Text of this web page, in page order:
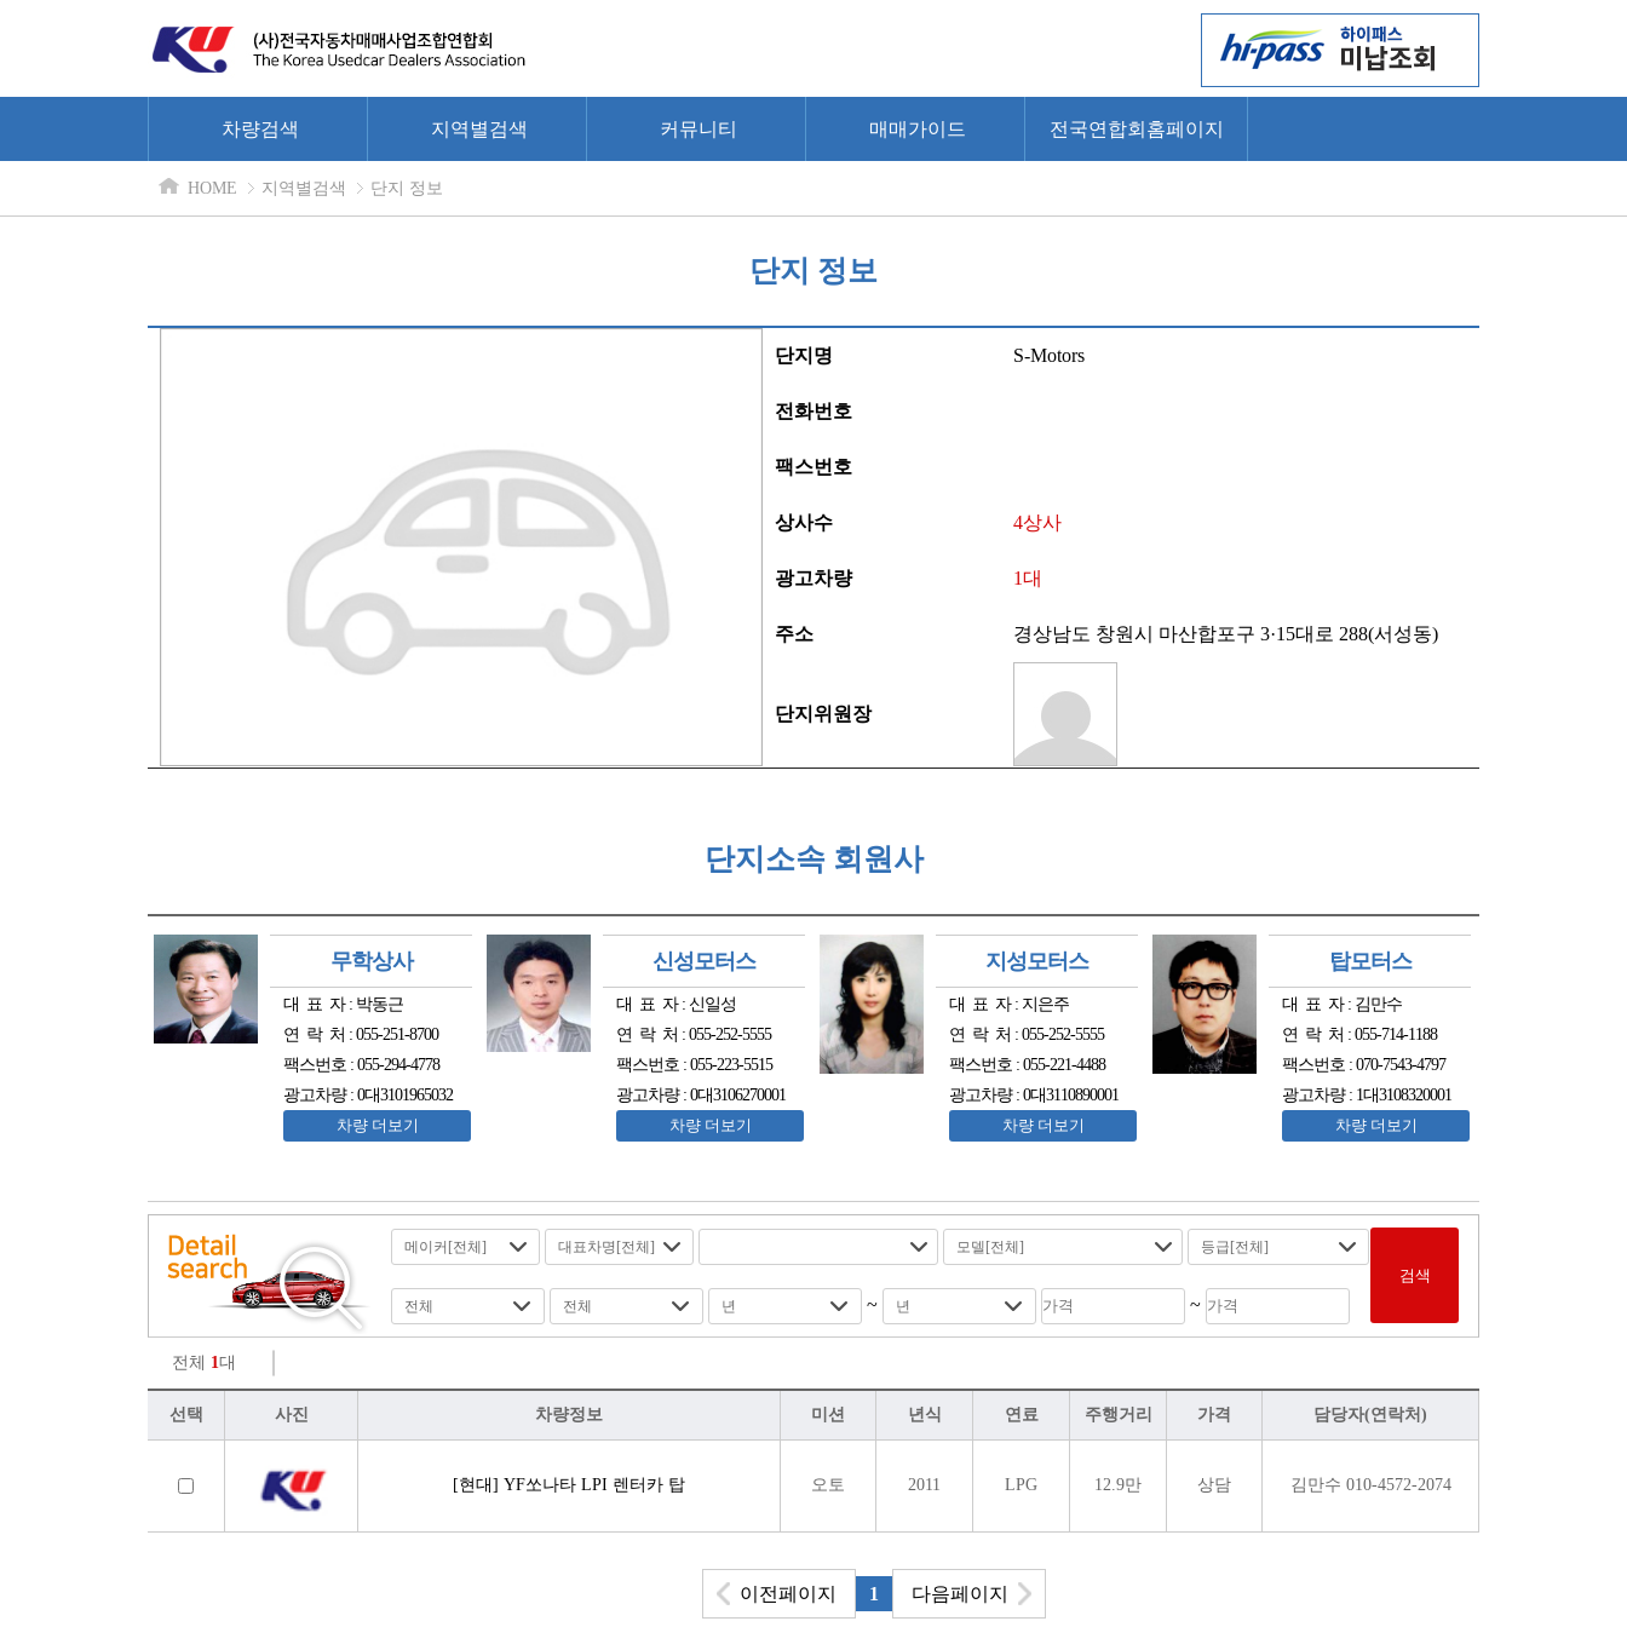
차량검색 지역별검색 커뮤니티 매매가이드 전국연합회홈페이지
HOME 지역별검색 단지 정보
단지 정보
단지명 S-Motors
전화번호
팩스번호
상사수 4상사
광고차량 1대
주소 경상남도 창원시 마산합포구 3·15대로 288(서성동)
단지위원장
단지소속 회원사
무학상사
대 표 자 : 박동근
연 락 처 : 055-251-8700
팩스번호 : 055-294-4778
광고차량 : 0대3101965032
차량 더보기
신성모터스
대 표 자 : 신일성
연 락 처 : 055-252-5555
팩스번호 : 055-223-5515
광고차량 : 0대3106270001
차량 더보기
지성모터스
대 표 자 : 지은주
연 락 처 : 055-252-5555
팩스번호 : 055-221-4488
광고차량 : 0대3110890001
차량 더보기
탑모터스
대 표 자 : 김만수
연 락 처 : 055-714-1188
팩스번호 : 070-7543-4797
광고차량 : 1대3108320001
차량 더보기
~ ~
검색
전체 1대
선택 사진 차량정보 미션 년식 연료 주행거리 가격 담당자(연락처)
[현대] YF쏘나타 LPI 렌터카 탑 오토 2011 LPG 12.9만 상담 김만수 010-4572-2074
이전페이지 1 다음페이지